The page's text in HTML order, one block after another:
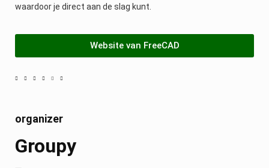
waardoor je direct aan de slag kunt.
Website van FreeCAD
organizer
Groupy